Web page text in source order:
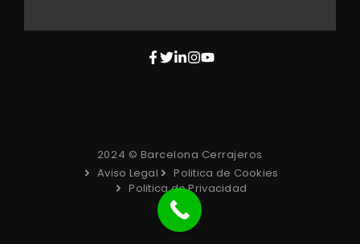
2024 © Barcelona Cerrajeros
Aviso Legal
Politica de Cookies
Politica de Privacidad